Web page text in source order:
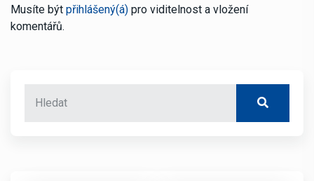
Musíte být přihlášený(á) pro viditelnost a vložení
komentářů.